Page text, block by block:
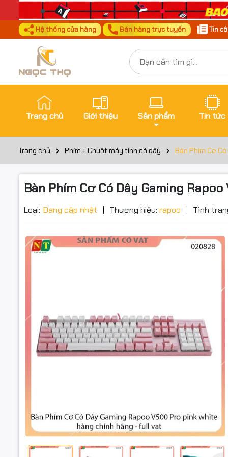
Hệ thống cửa hàng Bán hàng trực tuyến Tin
Trang chủ Giới thiệu Sản phẩm Tin tức
Trang chủ Phím + Chuột máy tính có dây Bàn Phím Cơ
Bàn Phím Cơ Có Dây Gaming
Loại: Đang cập nhật Thương hiệu: rapoo Tình
Bàn phím
Thiết kế
Keycap
Đèn nền
Đặt
Bàn Phím Cơ